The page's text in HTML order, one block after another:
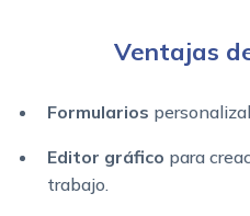
Ventajas
Formularios
Editor gráfico para
trabajo.